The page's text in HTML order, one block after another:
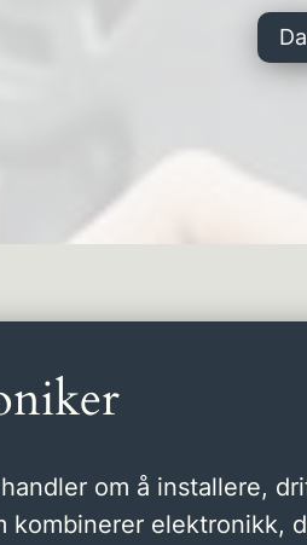
om å installere,
kombinerer elektronikk,